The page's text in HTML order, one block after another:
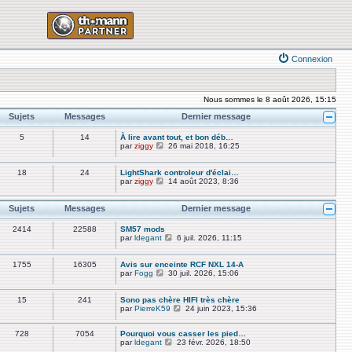
Connexion
Nous sommes le 8 août 2026, 15:15
Sujets Messages Dernier message
5 14
À lire avant tout, et bon déb…
parziggy
V
i
r
d
i
e
m
e
s
a
g
e
26 mai 2018, 16:25
18 24
LightShark controleur d'éclai…
parziggy
V
i
d
e
i
e
m
e
s
g
e
14 août 2023, 8:36
Sujets Messages Dernier message
2414 22588
SM57 mods
parldegant
V
i
r
l
d
e
r
n
i
e
6 juil. 2026, 11:15
1755 16305
Avis sur enceinte RCF NXL 14-A
parFogg
V
i
r
l
d
e
r
30 juil. 2026, 15:06
15 241
Sono pas chère HIFI très chère
parPierreK59
V
i
r
l
24 juin 2023, 15:36
728 7054
Pourquoi vous casser les pied…
parldegant
V23 févr. 2026, 18:50